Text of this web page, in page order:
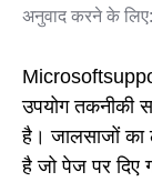
अनुवाद करने के लिए:
उपयोग तकनीकी
है। जालसाजों का
है जो पेज पर दिए